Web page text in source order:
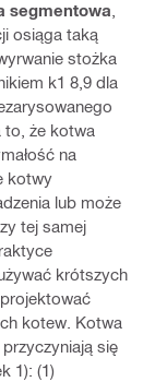
segmentowa
osiąga taką
stożka
k1 8,9 dla
to, że kotwa
na
kotwy
lub może
tej samej
krótszych
kotew. Kotwa
się
1): (1)